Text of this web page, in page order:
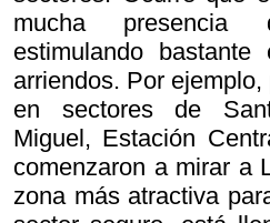
mucha presencia
estimulando
arriendos. Por
en sectores de
Miguel, Estación
comenzaron a mirar a
zona más atractiva